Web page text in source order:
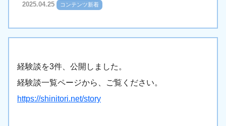
2025.04.25 コンテンツ新着
経験談を3件、公開しました。
経験談一覧ページから、ご覧ください。
https://shinitori.net/story